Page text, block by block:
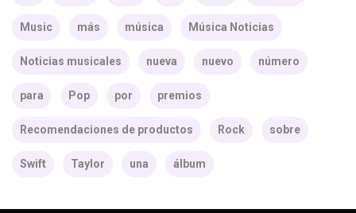
Music más música Música Noticias
Noticias musicales nueva nuevo número
para Pop por premios
Recomendaciones de productos Rock sobre
Swift Taylor una álbum